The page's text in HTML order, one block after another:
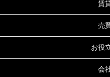
賃
売
お役
会